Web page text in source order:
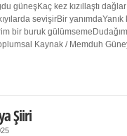
güneşKaç kez kızıllaştı
sevişirBir
bir buruk
Kaynak / Memduh
Şiiri